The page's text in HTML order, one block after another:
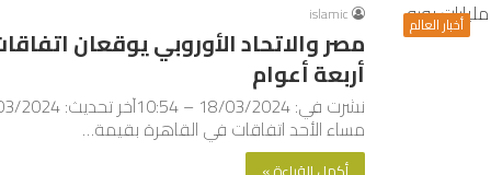
أخبار العالم islamic
أربعة أعوام
مساء الأحد اتفاقات في القاهرة بقيمة…